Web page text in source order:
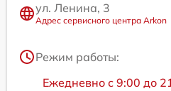
ул. Ленина, 3
Адрес сервисного центра Arkon
Режим работы:
Ежедневно с 9:00 до